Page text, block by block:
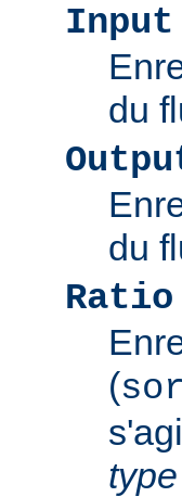
Input
du
du
Ratio
(
type